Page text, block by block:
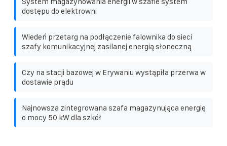
dostępu do elektrowni
Wiedeń przetarg na podłączenie falownika do sieci
szafy komunikacyjnej zasilanej energią słoneczną
Czy na stacji bazowej w Erywaniu wystąpiła przerwa w
dostawie prądu
Najnowsza zintegrowana szafa magazynująca energię
o mocy 50 kW dla szkół